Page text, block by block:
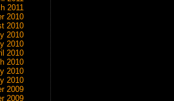
2011
2010
2010
2010
2010
2010
2010
2010
2010
2009
2009